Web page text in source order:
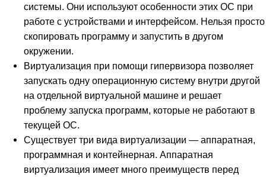
системы. Они используют особенности этих ОС при
работе с устройствами и интерфейсом. Нельзя просто
скопировать программу и запустить в другом
окружении.
Виртуализация при помощи гипервизора позволяет
запускать одну операционную систему внутри другой
на отдельной виртуальной машине и решает
проблему запуска программ, которые не работают в
текущей ОС.
Существует три вида виртуализации — аппаратная,
программная и контейнерная. Аппаратная
виртуализация имеет много преимуществ перед